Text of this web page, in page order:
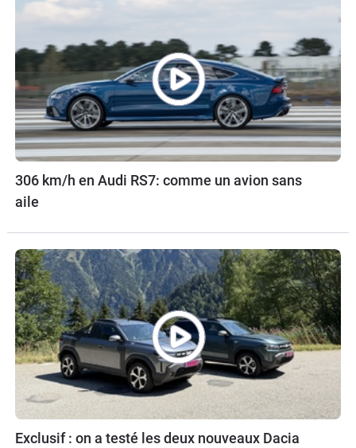
306 km/h en Audi RS7: comme un avion sans
aile
Exclusif : on a testé les deux nouveaux Dacia